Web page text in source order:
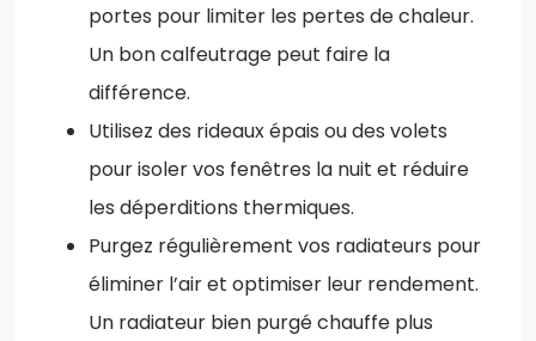
portes pour limiter les pertes de chaleur.
Un bon calfeutrage peut faire la
différence.
Utilisez des rideaux épais ou des volets
pour isoler vos fenêtres la nuit et réduire
les déperditions thermiques.
Purgez régulièrement vos radiateurs pour
éliminer l’air et optimiser leur rendement.
Un radiateur bien purgé chauffe plus